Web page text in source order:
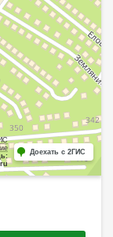
Доехать с 2ГИС